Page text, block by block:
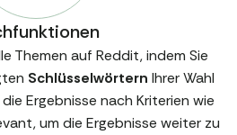
Themen auf Reddit, indem Sie
Schlüsselwörtern Ihrer Wahl
Ergebnisse nach Kriterien wie
um die Ergebnisse weiter zu